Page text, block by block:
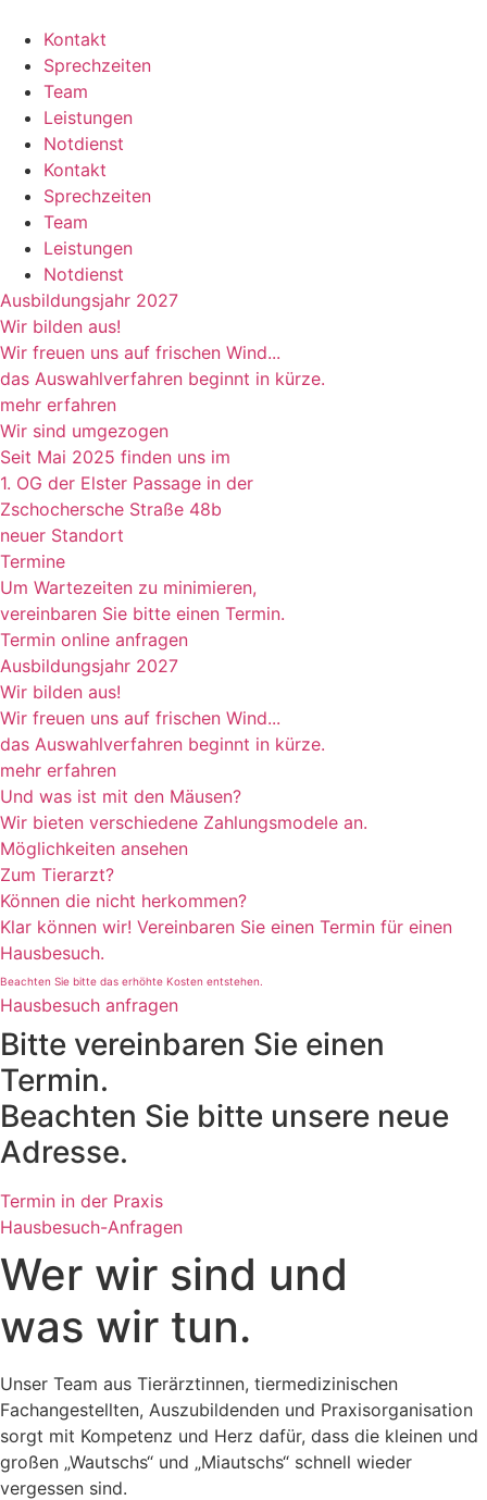
Kontakt
Sprechzeiten
Team
Leistungen
Notdienst
Kontakt
Sprechzeiten
Team
Leistungen
Notdienst
Ausbildungsjahr 2027
Wir bilden aus!
Wir freuen uns auf frischen Wind...
das Auswahlverfahren beginnt in kürze.
mehr erfahren
Wir sind umgezogen
Seit Mai 2025 finden uns im
1. OG der Elster Passage in der
Zschochersche Straße 48b
neuer Standort
Termine
Um Wartezeiten zu minimieren,
vereinbaren Sie bitte einen Termin.
Termin online anfragen
Ausbildungsjahr 2027
Wir bilden aus!
Wir freuen uns auf frischen Wind...
das Auswahlverfahren beginnt in kürze.
mehr erfahren
Und was ist mit den Mäusen?
Wir bieten verschiedene Zahlungsmodele an.
Möglichkeiten ansehen
Zum Tierarzt?
Können die nicht herkommen?
Klar können wir! Vereinbaren Sie einen Termin für einen
Hausbesuch.
Beachten Sie bitte das erhöhte Kosten entstehen.
Hausbesuch anfragen
Bitte vereinbaren Sie einen
Termin.
Beachten Sie bitte unsere neue
Adresse.
Termin in der Praxis
Hausbesuch-Anfragen
Wer wir sind und
was wir tun.
Unser Team aus Tierärztinnen, tiermedizinischen
Fachangestellten, Auszubildenden und Praxisorganisation
sorgt mit Kompetenz und Herz dafür, dass die kleinen und
großen „Wautschs“ und „Miautschs“ schnell wieder
vergessen sind.